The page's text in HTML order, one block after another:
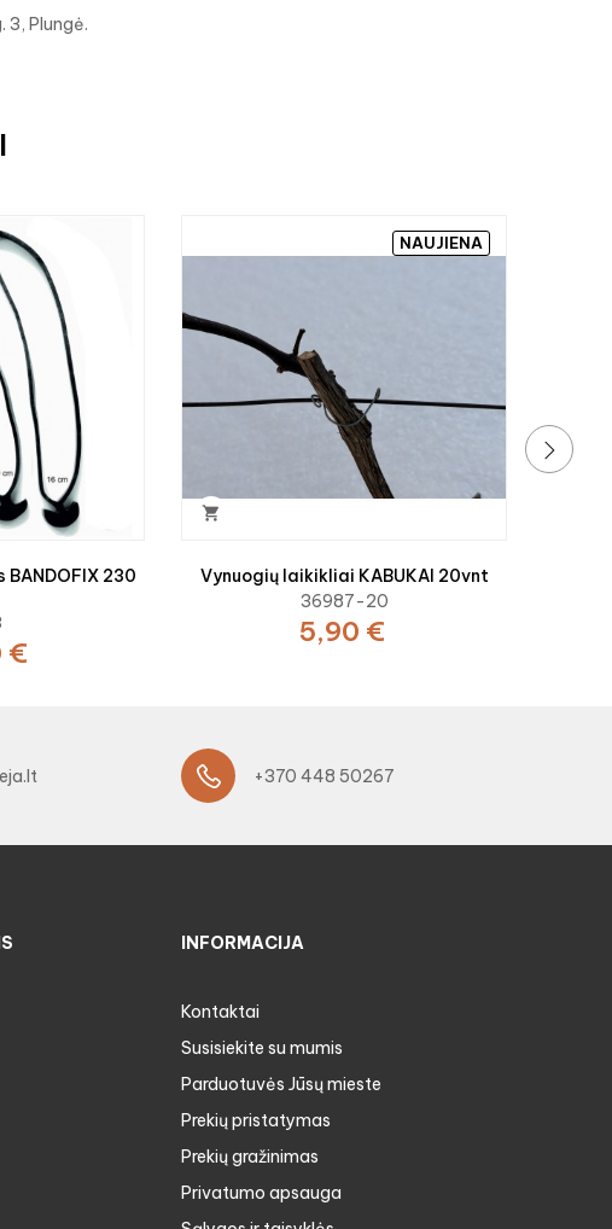
3, Plungė.
BANDOFIX 230
€

NAUJIENA
Vynuogių laikikliai KABUKAI 20vnt
36987-20
5,90 €
+370 448 50267
INFORMACIJA
Kontaktai
Susisiekite su mumis
Parduotuvės Jūsų mieste
Prekių pristatymas
Prekių gražinimas
Privatumo apsauga